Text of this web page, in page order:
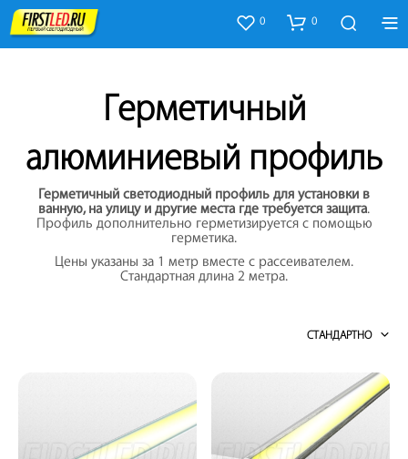
0 0
Герметичный
алюминиевый профиль
Герметичный светодиодный профиль для установки в
ванную, на улицу и другие места где требуется защита.
Профиль дополнительно герметизируется с помощью
герметика.
Цены указаны за 1 метр вместе с рассеивателем.
Стандартная длина 2 метра.
СТАНДАРТНО